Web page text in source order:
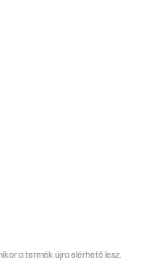
a termék újra elérhető lesz.